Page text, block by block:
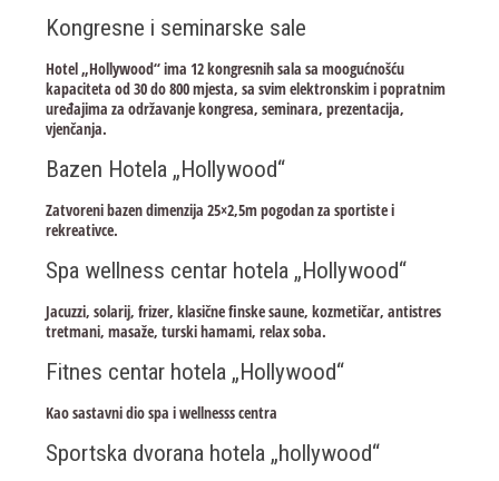
Kongresne i seminarske sale
Hotel „Hollywood“ ima 12 kongresnih sala sa moogućnošću
kapaciteta od 30 do 800 mjesta, sa svim elektronskim i popratnim
uređajima za održavanje kongresa, seminara, prezentacija,
vjenčanja.
Bazen Hotela „Hollywood“
Zatvoreni bazen dimenzija 25×2,5m pogodan za sportiste i
rekreativce.
Spa wellness centar hotela „Hollywood“
Jacuzzi, solarij, frizer, klasične finske saune, kozmetičar, antistres
tretmani, masaže, turski hamami, relax soba.
Fitnes centar hotela „Hollywood“
Kao sastavni dio spa i wellnesss centra
Sportska dvorana hotela „hollywood“